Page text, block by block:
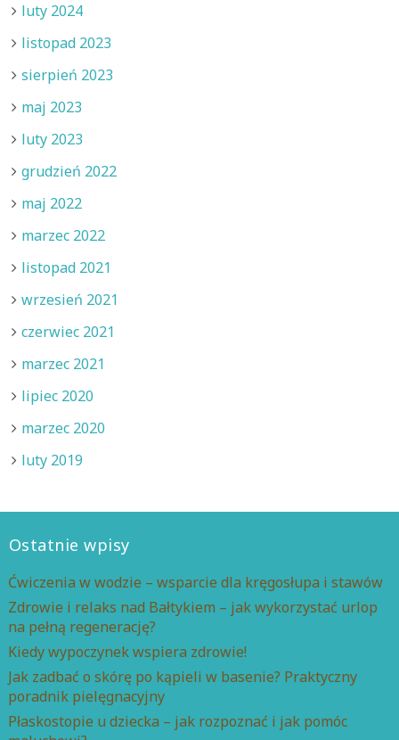
luty 2024
listopad 2023
sierpień 2023
maj 2023
luty 2023
grudzień 2022
maj 2022
marzec 2022
listopad 2021
wrzesień 2021
czerwiec 2021
marzec 2021
lipiec 2020
marzec 2020
luty 2019
Ostatnie wpisy
Ćwiczenia w wodzie – wsparcie dla kręgosłupa i stawów
Zdrowie i relaks nad Bałtykiem – jak wykorzystać urlop
na pełną regenerację?
Kiedy wypoczynek wspiera zdrowie!
Jak zadbać o skórę po kąpieli w basenie? Praktyczny
poradnik pielęgnacyjny
Płaskostopie u dziecka – jak rozpoznać i jak pomóc